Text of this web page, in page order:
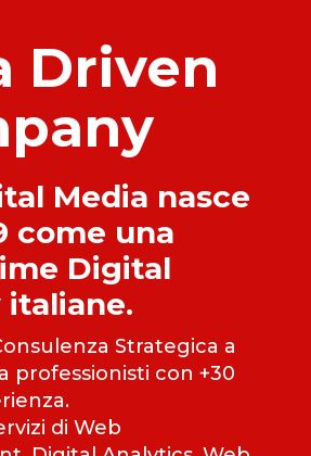
Driven
Media nasce
come una
Digital
Strategica a
professionisti con +30
di Web